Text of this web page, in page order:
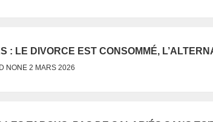
: LE DIVORCE EST CONSOMMÉ,
NONE 2 MARS 2026